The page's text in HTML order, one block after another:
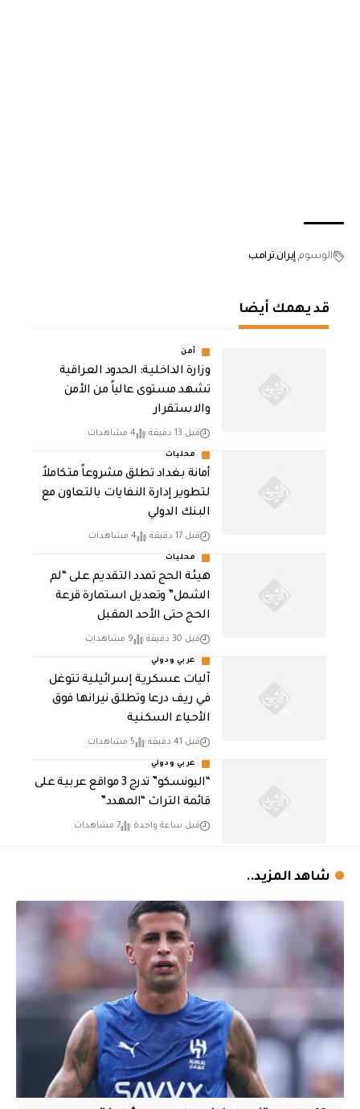
الوسوم إيران ترامب
قد يهمك أيضا
أمن
وزارة الداخلية: الحدود العراقية
تشهد مستوى عالياً من الأمن
والاستقرار
قبل 13 دقيقة 4 مشاهدات
محليات
أمانة بغداد تطلق مشروعاً متكاملاً
لتطوير إدارة النفايات بالتعاون مع
البنك الدولي
قبل 17 دقيقة 4 مشاهدات
محليات
هيئة الحج تمدد التقديم على “لم
الشمل” وتعديل استمارة قرعة
الحج حتى الأحد المقبل
قبل 30 دقيقة 9 مشاهدات
عربي ودولي
آليات عسكرية إسرائيلية تتوغل
في ريف درعا وتطلق نيرانها فوق
الأحياء السكنية
قبل 41 دقيقة 5 مشاهدات
عربي ودولي
“اليونسكو” تدرج 3 مواقع عربية على
قائمة التراث “المهدد”
قبل ساعة واحدة 7 مشاهدات
شاهد المزيد..